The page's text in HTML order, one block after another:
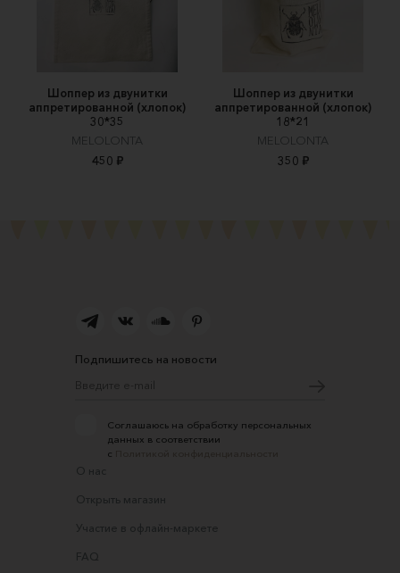
Шоппер из двунитки
аппретированной (хлопок)
30*35
MELOLONTA
450 ₽
Шоппер из двунитки
аппретированной (хлопок)
18*21
MELOLONTA
350 ₽
Подпишитесь на новости
Соглашаюсь на обработку персональных
данных в соответствии
с
О нас
Открыть магазин
Участие в офлайн-маркете
FAQ